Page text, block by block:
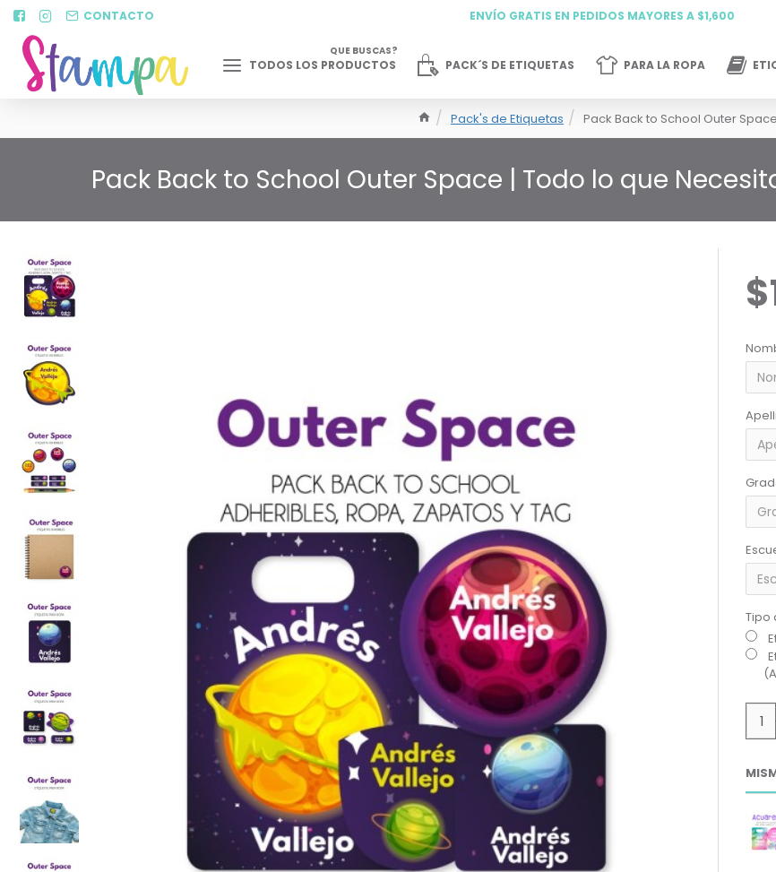
CONTACTO ENVÍO GRATIS EN PEDIDOS MAYORES A $1,600
TODOS LOS PRODUCTOS
QUE BUSCAS?
PACK´S DE ETIQUETAS PARA LA ROPA
Pack's de Etiquetas Pack Back to School Outer Space
Pack Back to School Outer Space | Todo lo que
Tipo